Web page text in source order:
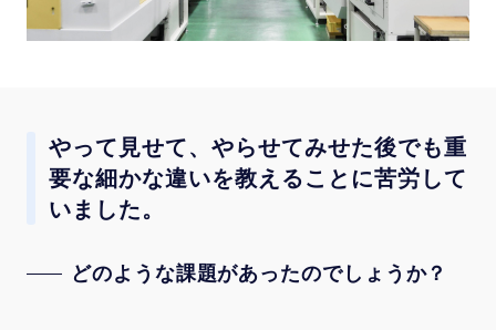
やって見せて、やらせてみせた後でも重
要な細かな違いを教えることに苦労して
いました。
どのような課題があったのでしょうか？